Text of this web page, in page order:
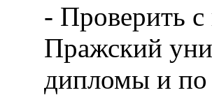
- Проверить
Пражский
дипломы и по